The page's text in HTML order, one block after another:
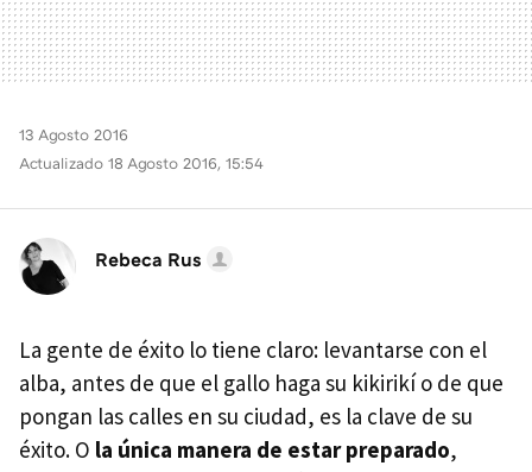
13 Agosto 2016
Actualizado 18 Agosto 2016, 15:54
Rebeca Rus
La gente de éxito lo tiene claro: levantarse con el
alba, antes de que el gallo haga su kikirikí o de que
pongan las calles en su ciudad, es la clave de su
éxito. O la única manera de estar preparado,